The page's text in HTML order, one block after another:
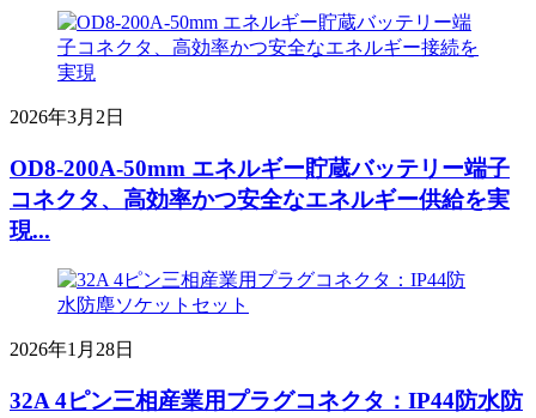
2026年3月2日
OD8-200A-50mm エネルギー貯蔵バッテリー端子
コネクタ、高効率かつ安全なエネルギー供給を実
現...
2026年1月28日
32A 4ピン三相産業用プラグコネクタ：IP44防水防